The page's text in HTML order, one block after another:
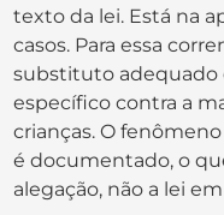
texto da lei. Está na
casos. Para essa
substituto
específico contra a
crianças. O
é documentado, o
alegação, não a lei em